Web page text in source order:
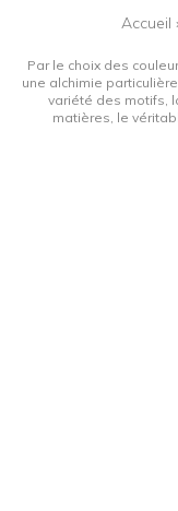
Accueil ›
Par le choix des
une alchimie
variété des motifs,
matières, le